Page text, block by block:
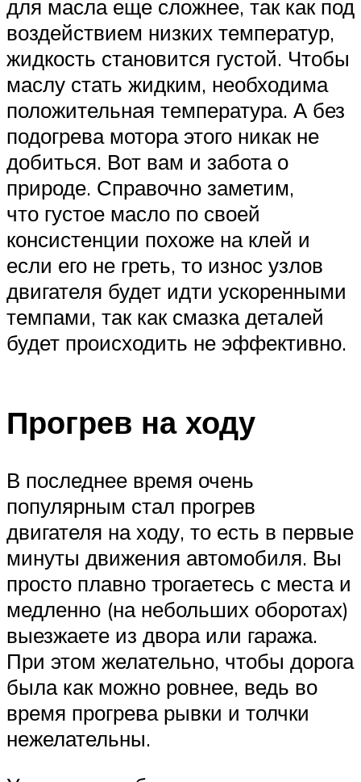
для масла еще сложнее, так как под
воздействием низких температур,
жидкость становится густой. Чтобы
маслу стать жидким, необходима
положительная температура. А без
подогрева мотора этого никак не
добиться. Вот вам и забота о
природе. Справочно заметим,
что густое масло по своей
консистенции похоже на клей и
если его не греть, то износ узлов
двигателя будет идти ускоренными
темпами, так как смазка деталей
будет происходить не эффективно.
Прогрев на ходу
В последнее время очень
популярным стал прогрев
двигателя на ходу, то есть в первые
минуты движения автомобиля. Вы
просто плавно трогаетесь с места и
медленно (на небольших оборотах)
выезжаете из двора или гаража.
При этом желательно, чтобы дорога
была как можно ровнее, ведь во
время прогрева рывки и толчки
нежелательны.